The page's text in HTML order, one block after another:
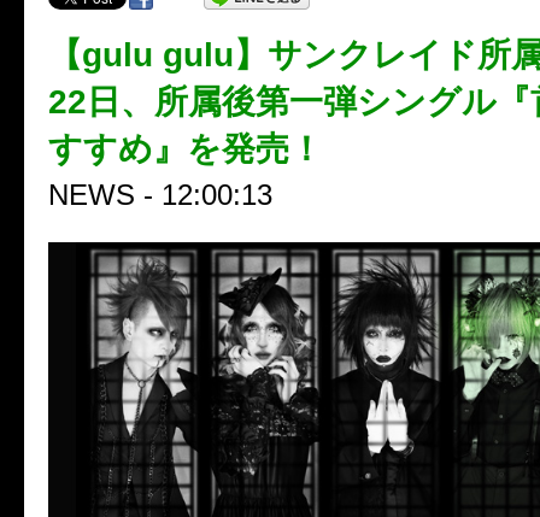
【gulu gulu】サンクレイド所
22日、所属後第一弾シングル
すすめ』を発売！
NEWS - 12:00:13